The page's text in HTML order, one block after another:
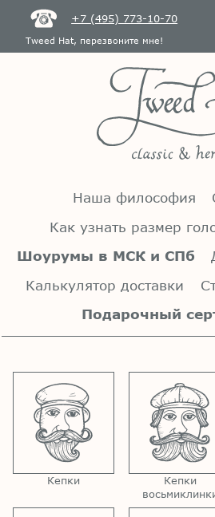
+7 (495) 773-10-70
Tweed Hat, перезвоните мне!
Наша философия
Как узнать размер
Шоурумы в МСК и СПб
Калькулятор доставки
Подарочный
Кепки
Кепки